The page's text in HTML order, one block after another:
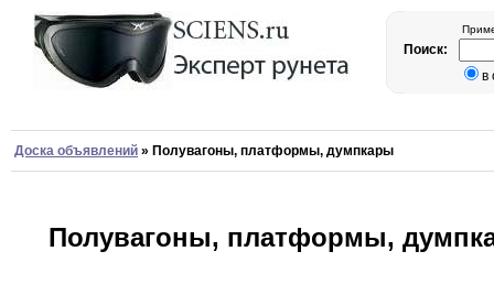
Поиск:
в
Доска объявлений » Полувагоны, платформы, думпкары
Полувагоны, платформы,